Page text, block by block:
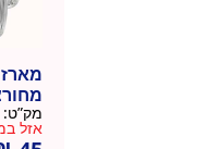
לקפה קר
מק”ט:
אזל